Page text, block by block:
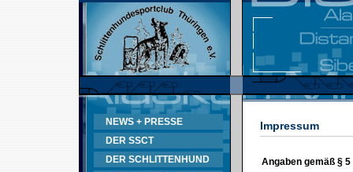
NEWS + PRESSE
DER SSCT
DER SCHLITTENHUND
Impressum
Angaben gemäß § 5